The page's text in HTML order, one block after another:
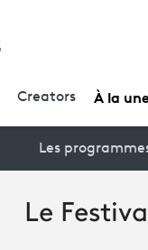
Creators À la une
Les
Le